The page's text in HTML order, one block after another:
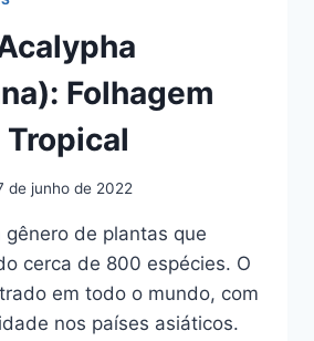
Folhagem
de junho de 2022
de plantas que
cerca de 800 espécies. O
em todo o mundo, com
nos países asiáticos.